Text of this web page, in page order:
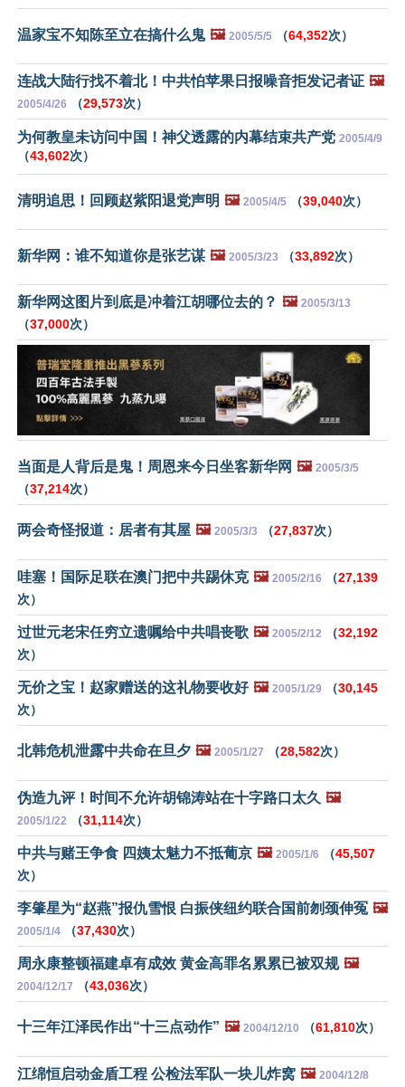
温家宝不知陈至立在搞什么鬼 🖼️ 2005/5/5 （64,352次）
连战大陆行找不着北！中共怕苹果日报噪音拒发记者证 🖼️
2005/4/26 （29,573次）
为何教皇未访问中国！神父透露的内幕结束共产党 2005/4/9
（43,602次）
清明追思！回顾赵紫阳退党声明 🖼️ 2005/4/5 （39,040次）
新华网：谁不知道你是张艺谋 🖼️ 2005/3/23 （33,892次）
新华网这图片到底是冲着江胡哪位去的？ 🖼️ 2005/3/13
（37,000次）
当面是人背后是鬼！周恩来今日坐客新华网 🖼️ 2005/3/5
（37,214次）
两会奇怪报道：居者有其屋 🖼️ 2005/3/3 （27,837次）
哇塞！国际足联在澳门把中共踢休克 🖼️ 2005/2/16 （27,139
次）
过世元老宋任穷立遗嘱给中共唱丧歌 🖼️ 2005/2/12 （32,192
次）
无价之宝！赵家赠送的这礼物要收好 🖼️ 2005/1/29 （30,145
次）
北韩危机泄露中共命在旦夕 🖼️ 2005/1/27 （28,582次）
伪造九评！时间不允许胡锦涛站在十字路口太久 🖼️
2005/1/22 （31,114次）
中共与赌王争食 四姨太魅力不抵葡京 🖼️ 2005/1/6 （45,507
次）
李肇星为“赵燕”报仇雪恨 白振侠纽约联合国前刎颈伸冤 🖼️
2005/1/4 （37,430次）
周永康整顿福建卓有成效 黄金高罪名累累已被双规 🖼️
2004/12/17 （43,036次）
十三年江泽民作出“十三点动作” 🖼️ 2004/12/10 （61,810次）
江绵恒启动金盾工程 公检法军队一块儿炸窝 🖼️ 2004/12/8